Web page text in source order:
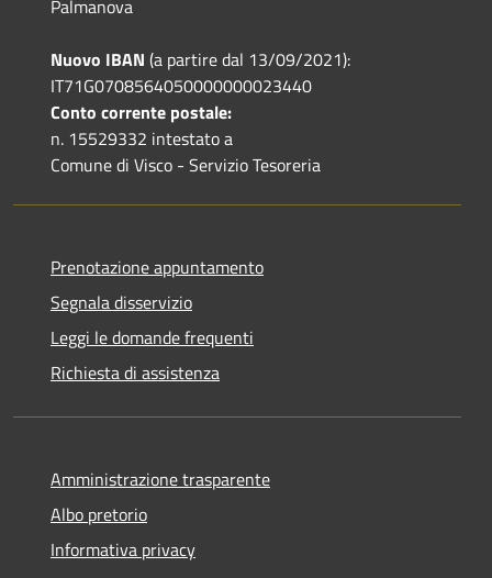
Palmanova
Nuovo IBAN (a partire dal 13/09/2021):
IT71G0708564050000000023440
Conto corrente postale:
n. 15529332 intestato a
Comune di Visco - Servizio Tesoreria
Prenotazione appuntamento
Segnala disservizio
Leggi le domande frequenti
Richiesta di assistenza
Amministrazione trasparente
Albo pretorio
Informativa privacy